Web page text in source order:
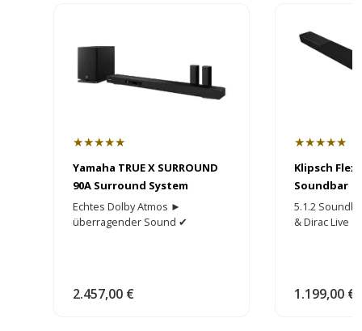
★★★★★
Yamaha TRUE X SURROUND
90A Surround System
Echtes Dolby Atmos ►
überragender Sound ✔
2.457,00 €
★★★★★
Klipsch
Soundbar
5.1.2
& Dirac Live
1.199,00 €